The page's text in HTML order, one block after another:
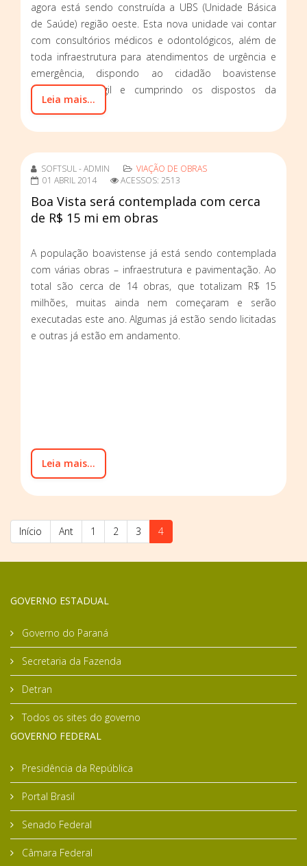
agora está sendo construída a UBS (Unidade Básica
de Saúde) região oeste. Esta nova unidade vai contar
com consultórios médicos e odontológicos, além de
toda infraestrutura para atendimentos de urgência e
emergência, dispondo ao cidadão boavistense
atendimento ágil e cumprindo os dispostos da
legislação.
Leia mais...
SOFTSUL - ADMIN
VIAÇÃO DE OBRAS
01 ABRIL 2014
ACESSOS: 2513
Boa Vista será contemplada com cerca
de R$ 15 mi em obras
A população boavistense já está sendo contemplada
com várias obras – infraestrutura e pavimentação. Ao
total são cerca de 14 obras, que totalizam R$ 15
milhões, muitas ainda nem começaram e serão
executadas este ano. Algumas já estão sendo licitadas
e outras já estão em andamento.
Leia mais...
Início Ant 1 2 3 4
GOVERNO ESTADUAL
Governo do Paraná
Secretaria da Fazenda
Detran
Todos os sites do governo
GOVERNO FEDERAL
Presidência da República
Portal Brasil
Senado Federal
Câmara Federal